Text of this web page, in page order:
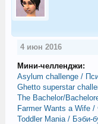
4 июн 2016
Мини-челленджи:
Asylum challenge /
Ghetto superstar
The Bachelor/
Farmer Wants a Wife
Toddler Mania / Бэби-